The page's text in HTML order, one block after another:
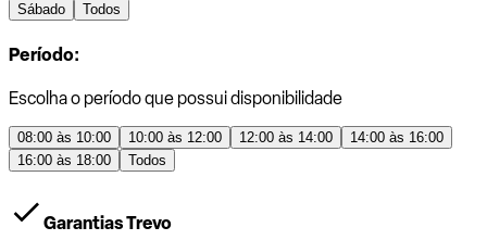
Sábado
Todos
Período:
Escolha o período que possui disponibilidade
08:00 às 10:00 10:00 às 12:00 12:00 às 14:00
14:00 às 16:00
16:00 às 18:00
Todos
Garantias Trevo